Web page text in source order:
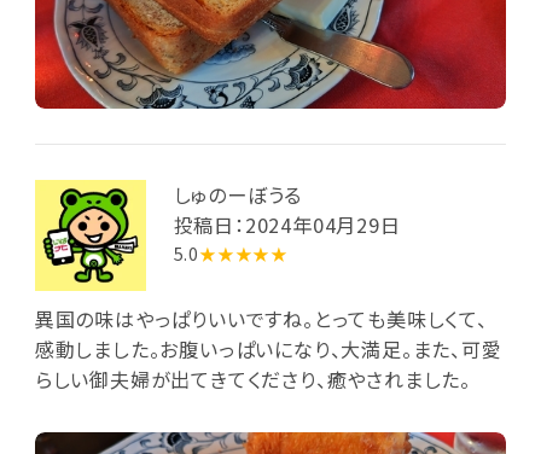
しゅのーぼうる
投稿日：2024年04月29日
5.0★★★★★
異国の味はやっぱりいいですね。とっても美味しくて、
感動しました。お腹いっぱいになり、大満足。また、可愛
らしい御夫婦が出てきてくださり、癒やされました。